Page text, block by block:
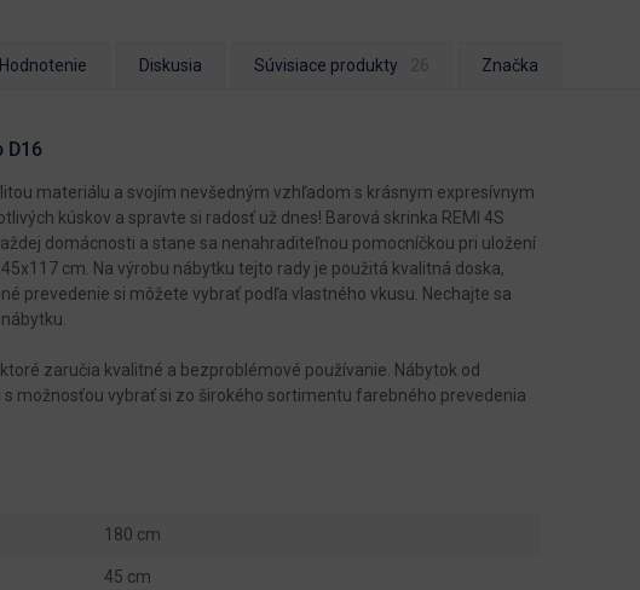
Hodnotenie Diskusia Súvisiace produkty Značka
D16
materiálu a svojím nevšedným vzhľadom s krásnym expresívnym
kúskov a spravte si radosť už dnes! Barová skrinka REMI 4S
domácnosti a stane sa nenahraditeľnou pomocníčkou pri uložení
cm. Na výrobu nábytku tejto rady je použitá kvalitná doska,
prevedenie si môžete vybrať podľa vlastného vkusu. Nechajte sa
zaručia kvalitné a bezproblémové používanie. Nábytok od
možnosťou vybrať si zo širokého sortimentu farebného prevedenia
180 cm
45 cm